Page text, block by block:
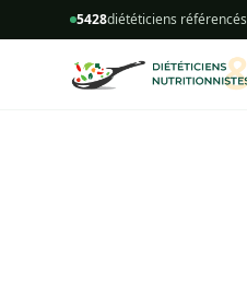
5428diététiciens référencés